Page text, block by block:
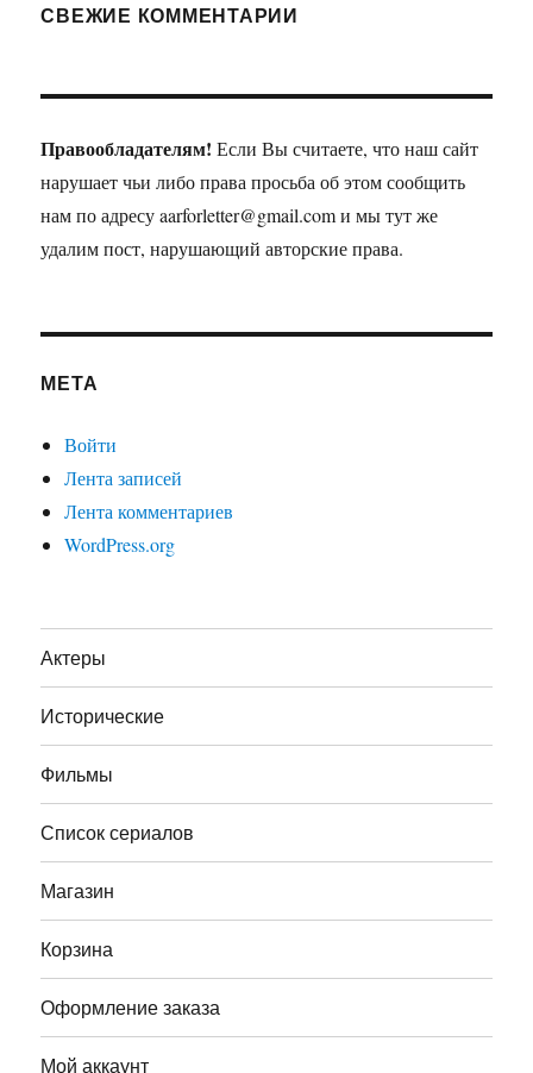
СВЕЖИЕ КОММЕНТАРИИ
Правообладателям! Если Вы считаете, что наш сайт
нарушает чьи либо права просьба об этом сообщить
нам по адресу aarforletter@gmail.com и мы тут же
удалим пост, нарушающий авторские права.
МЕТА
Войти
Лента записей
Лента комментариев
WordPress.org
Актеры
Исторические
Фильмы
Список сериалов
Магазин
Корзина
Оформление заказа
Мой аккаунт